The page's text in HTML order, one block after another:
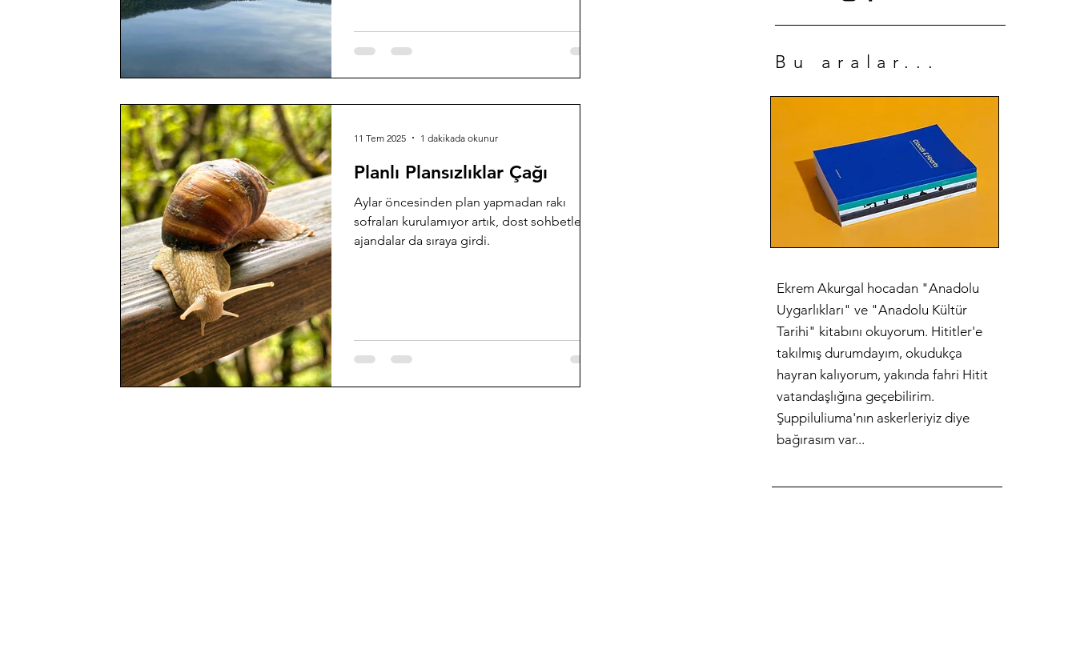
Destinations “Top 100 Stories” arasında yer
almaya hak kazanmış üstelik.
Planlı Plansızlıklar Çağı
Aylar öncesinden plan yapmadan rakı
sofraları kurulamıyor artık, dost sohbetleri
ajandalar da sıraya girdi.
11 Tem 2025 1 dakikada okunur
Bu aralar...
Ekrem Akurgal hocadan "Anadolu
Uygarlıkları" ve "Anadolu Kültür
Tarihi" kitabını okuyorum. Hititler'e
takılmış durumdayım, okudukça
hayran kalıyorum, yakında fahri Hitit
vatandaşlığına geçebilirim.
Şuppiluliuma'nın askerleriyiz diye
bağırasım var...